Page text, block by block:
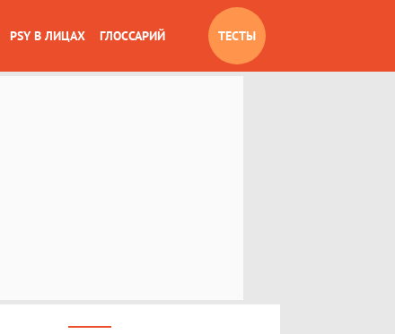
PSY В ЛИЦАХ ГЛОССАРИЙ ТЕСТЫ